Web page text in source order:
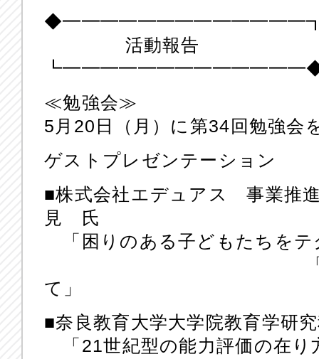
活動報告
≪勉強会≫
5月20日（月）に第34回勉強会
ゲストプレゼンテーション
■株式会社エデュアス 事業
見 氏
「困りのある子どもたちをテ
「魔法プロジ
て」
■奈良教育大学大学院教育学
「21世紀型の能力評価の在り